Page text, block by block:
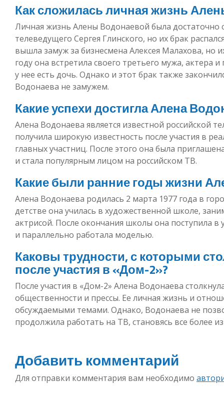
Как сложилась личная жизнь
Личная жизнь Алены Водонаевой была достаточно
телеведущего Сергея Глинского, но их брак
вышла замуж за бизнесмена Алексея Малахова, но
году она встретила своего третьего мужа,
у нее есть дочь. Однако и этот брак также
Водонаева не замужем.
Какие успехи достигла Алена
Алена Водонаева является известной российской
получила широкую известность после участия в
главных участниц. После этого она была
и стала популярным лицом на российском ТВ.
Какие были ранние годы жизни
Алена Водонаева родилась 2 марта 1977 года в
детстве она училась в художественной школе,
актрисой. После окончания школы она поступила в
и параллельно работала моделью.
Каковы трудности, с которыми
после участия в «Дом-2»?
После участия в «Дом-2» Алена Водонаева
общественности и прессы. Ее личная жизнь и
обсуждаемыми темами. Однако, Водонаева не
продолжила работать на ТВ, становясь все более
Добавить комментарий
Для отправки комментария вам необходимо